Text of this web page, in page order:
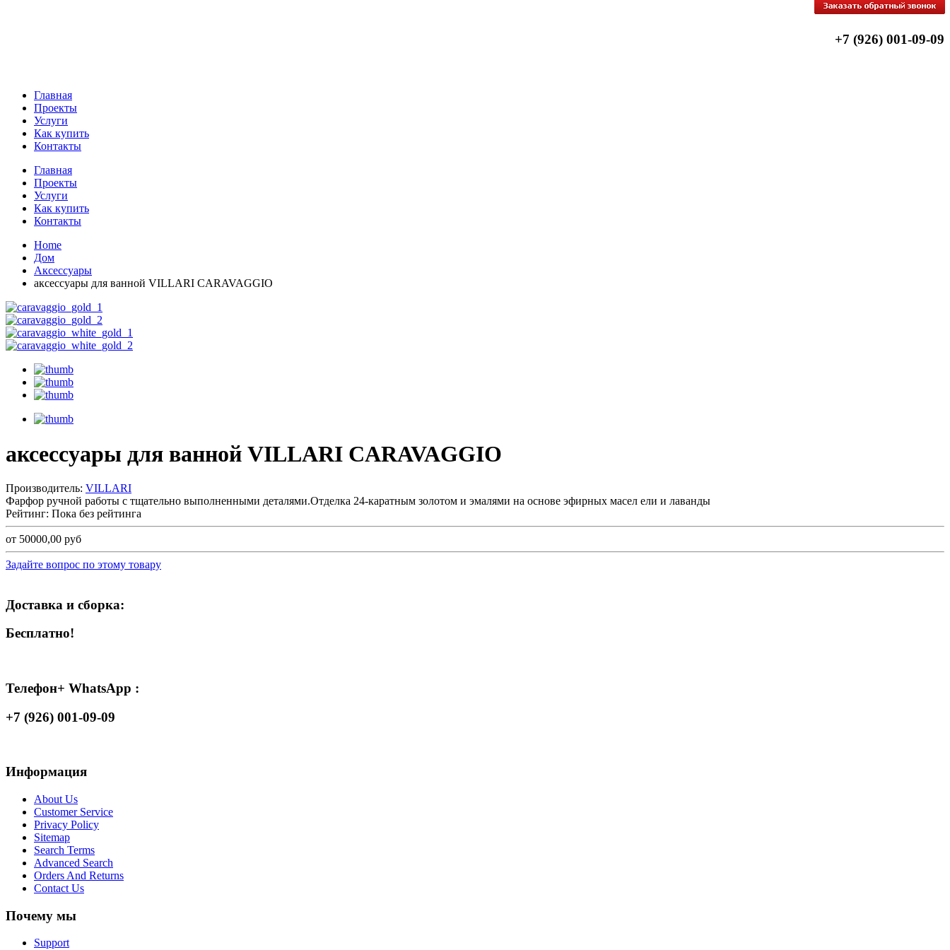
+7 (926) 001-09-09
Главная
Проекты
Услуги
Как купить
Контакты
Главная
Проекты
Услуги
Как купить
Контакты
Home
Дом
Аксессуары
аксессуары для ванной VILLARI CARAVAGGIO
аксессуары для ванной VILLARI CARAVAGGIO
Производитель: VILLARI
Фарфор ручной работы с тщательно выполненными деталями.Отделка 24-каратным золотом и эмалями на основе эфирных масел ели и лаванды
Рейтинг: Пока без рейтинга
от 50000,00 руб
Задайте вопрос по этому товару
Доставка и сборка:
Бесплатно!
Телефон+ WhatsApp :
+7 (926) 001-09-09
Информация
About Us
Customer Service
Privacy Policy
Sitemap
Search Terms
Advanced Search
Orders And Returns
Contact Us
Почему мы
Support